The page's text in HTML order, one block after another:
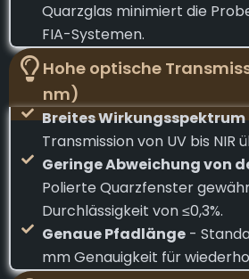
Quarzglas minimiert die
FIA-Systemen.
Hohe optische
nm)
Breites Wirkungsspektrum
Transmission von UV bis NIR
Geringe Abweichung von
Polierte Quarzfenster
Durchlässigkeit von ≤0,3%.
Genaue Pfadlänge-
mm Genauigkeit für